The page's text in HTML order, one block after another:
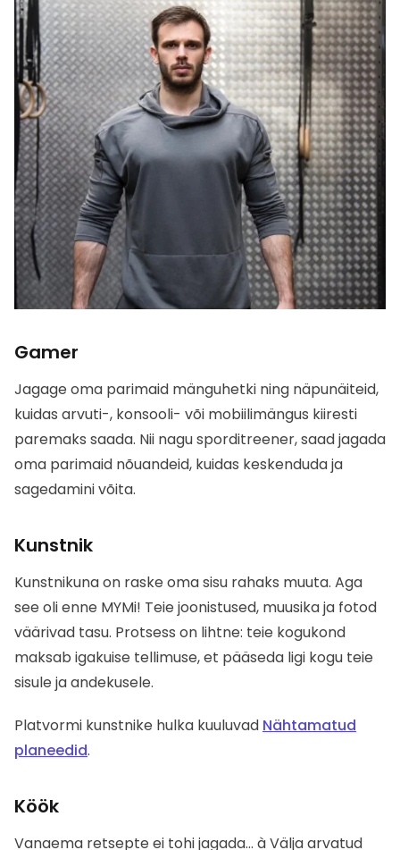
Gamer
Jagage oma parimaid mänguhetki ning näpunäiteid,
kuidas arvuti-, konsooli- või mobiilimängus kiiresti
paremaks saada. Nii nagu sporditreener, saad jagada
oma parimaid nõuandeid, kuidas keskenduda ja
sagedamini võita.
Kunstnik
Kunstnikuna on raske oma sisu rahaks muuta. Aga
see oli enne MYMi! Teie joonistused, muusika ja fotod
väärivad tasu. Protsess on lihtne: teie kogukond
maksab igakuise tellimuse, et pääseda ligi kogu teie
sisule ja andekusele.
Platvormi kunstnike hulka kuuluvad Nähtamatud
planeedid.
Köök
Vanaema retsepte ei tohi jagada... àVälja arvatud